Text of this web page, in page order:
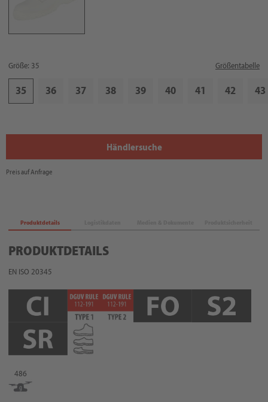
Größe: 35 Größentabelle
35 36 37 38 39 40 41 42 43
Händlersuche
Preis auf Anfrage
Produktdetails
PRODUKTDETAILS
EN ISO 20345
486